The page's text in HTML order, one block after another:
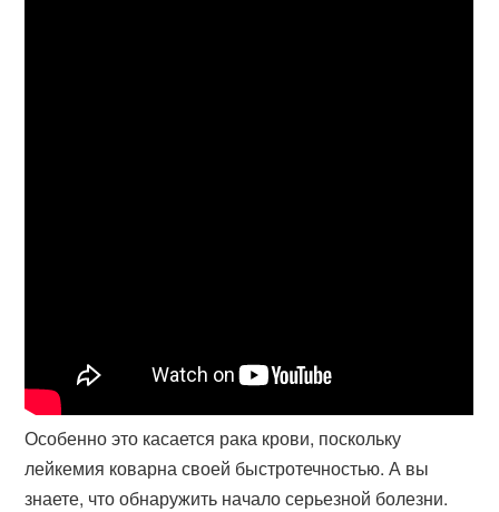
Особенно это касается рака крови, поскольку
лейкемия коварна своей быстротечностью. А вы
знаете, что обнаружить начало серьезной болезни.